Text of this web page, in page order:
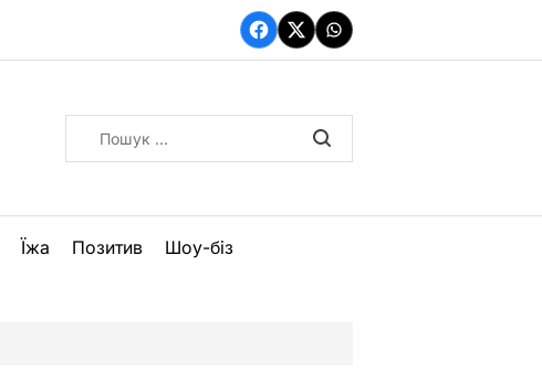
Facebook
TwitterWhatsApp
Їжа Позитив Шоу-біз